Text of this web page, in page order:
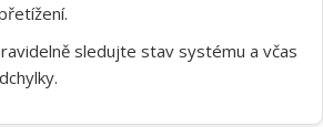
sledujte stav systému a včas